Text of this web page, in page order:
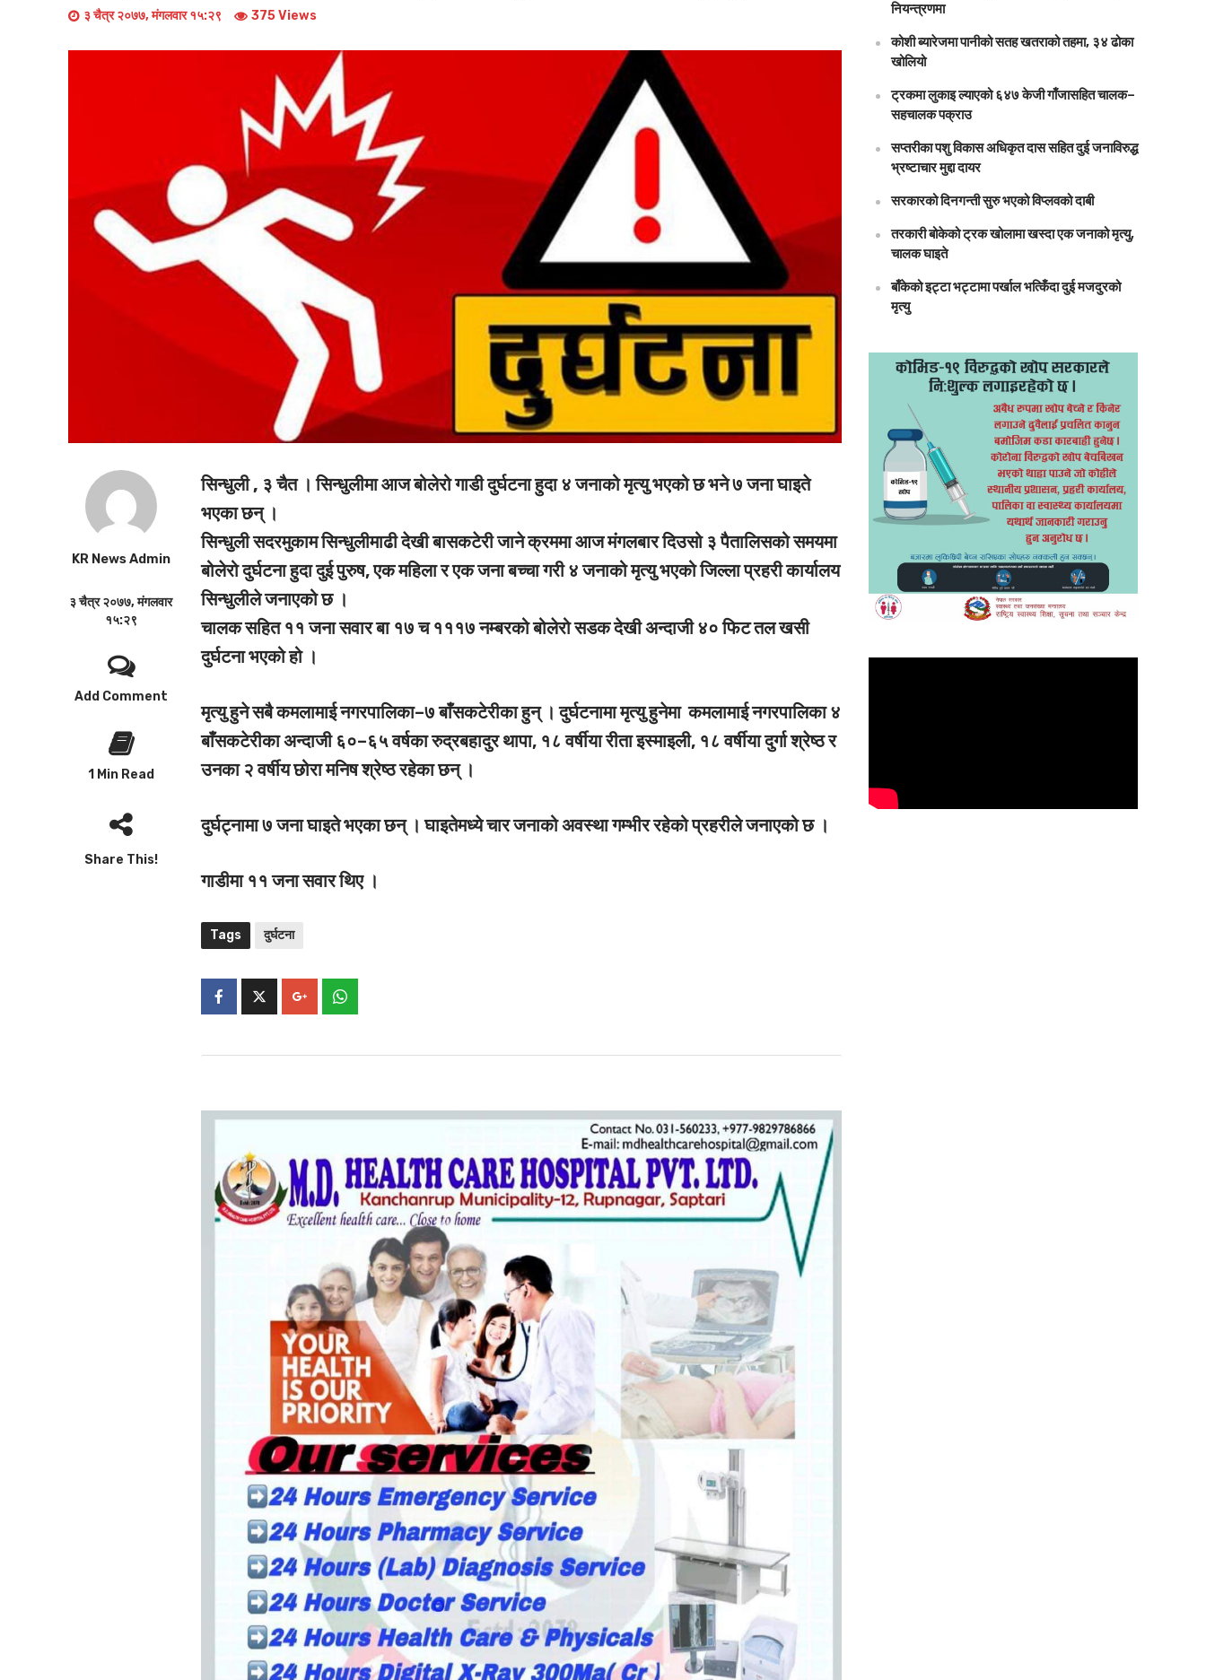
३ चैत्र २०७७, मंगलवार १५:२९ 375 Views
KR News Admin
३ चैत्र २०७७, मंगलवार
१५:२९
Add Comment
1 Min Read
Share This!
सिन्धुली , ३ चैत । सिन्धुलीमा आज बोलेरो गाडी दुर्घटना हुदा ४ जनाको मृत्यु भएको छ भने ७ जना घाइते
भएका छन् ।
सिन्धुली सदरमुकाम सिन्धुलीमाढी देखी बासकटेरी जाने क्रममा आज मंगलबार दिउसो ३ पैतालिसको समयमा
बोलेरो दुर्घटना हुदा दुई पुरुष, एक महिला र एक जना बच्चा गरी ४ जनाको मृत्यु भएको जिल्ला प्रहरी कार्यालय
सिन्धुलीले जनाएको छ ।
चालक सहित ११ जना सवार बा १७ च १११७ नम्बरको बोलेरो सडक देखी अन्दाजी ४० फिट तल खसी
दुर्घटना भएको हो ।
मृत्यु हुने सबै कमलामाई नगरपालिका–७ बाँसकटेरीका हुन् । दुर्घटनामा मृत्यु हुनेमा कमलामाई नगरपालिका ४
बाँसकटेरीका अन्दाजी ६०–६५ वर्षका रुद्रबहादुर थापा, १८ वर्षीया रीता इस्माइली, १८ वर्षीया दुर्गा श्रेष्ठ र
उनका २ वर्षीय छोरा मनिष श्रेष्ठ रहेका छन् ।
दुर्घट्नामा ७ जना घाइते भएका छन् । घाइतेमध्ये चार जनाको अवस्था गम्भीर रहेको प्रहरीले जनाएको छ ।
गाडीमा ११ जना सवार थिए ।
Tags दुर्घटना
नियन्त्रणमा
कोशी ब्यारेजमा पानीको सतह खतराको तहमा, ३४ ढोका
खोलियो
ट्रकमा लुकाइ ल्याएको ६४७ केजी गाँजासहित चालक–
सहचालक पक्राउ
सप्तरीका पशु विकास अधिकृत दास सहित दुई जनाविरुद्ध
भ्रष्टाचार मुद्दा दायर
सरकारको दिनगन्ती सुरु भएको विप्लवको दाबी
तरकारी बोकेको ट्रक खोलामा खस्दा एक जनाको मृत्यु,
चालक घाइते
बाँकेको इट्टा भट्टामा पर्खाल भत्किँदा दुई मजदुरको
मृत्यु